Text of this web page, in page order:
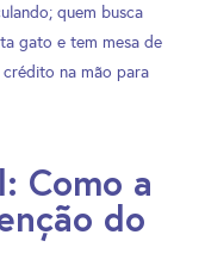
quem busca
gato e tem mesa de
na mão para
Como a
do